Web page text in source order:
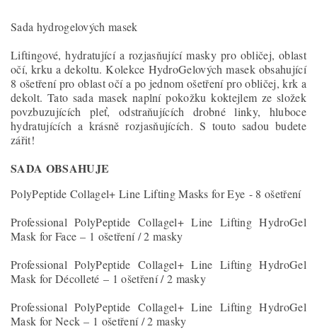
Sada hydrogelových masek
Liftingové, hydratující a rozjasňující masky pro obličej, oblast
očí, krku a dekoltu. Kolekce HydroGelových masek obsahující
8 ošetření pro oblast očí a po jednom ošetření pro obličej, krk a
dekolt. Tato sada masek naplní pokožku koktejlem ze složek
povzbuzujících pleť, odstraňujících drobné linky, hluboce
hydratujících a krásně rozjasňujících. S touto sadou budete
zářit!
SADA OBSAHUJE
PolyPeptide Collagel+ Line Lifting Masks for Eye - 8 ošetření
Professional PolyPeptide Collagel+ Line Lifting HydroGel
Mask for Face – 1 ošetření / 2 masky
Professional PolyPeptide Collagel+ Line Lifting HydroGel
Mask for Décolleté – 1 ošetření / 2 masky
Professional PolyPeptide Collagel+ Line Lifting HydroGel
Mask for Neck – 1 ošetření / 2 masky